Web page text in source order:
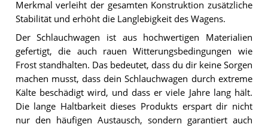
Merkmal verleiht der gesamten Konstruktion zusätzliche
Stabilität und erhöht die Langlebigkeit des Wagens.
Der Schlauchwagen ist aus hochwertigen Materialien
gefertigt, die auch rauen Witterungsbedingungen wie
Frost standhalten. Das bedeutet, dass du dir keine Sorgen
machen musst, dass dein Schlauchwagen durch extreme
Kälte beschädigt wird, und dass er viele Jahre lang hält.
Die lange Haltbarkeit dieses Produkts erspart dir nicht
nur den häufigen Austausch, sondern garantiert auch